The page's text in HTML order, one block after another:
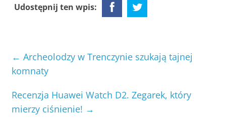
Udostępnij ten wpis:
← Archeolodzy w Trenczynie szukają tajnej
komnaty
Recenzja Huawei Watch D2. Zegarek, który
mierzy ciśnienie! →